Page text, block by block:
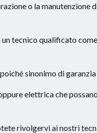
o la manutenzione
tecnico qualificato
sinonimo di
elettrica che
rivolgervi ai nostri